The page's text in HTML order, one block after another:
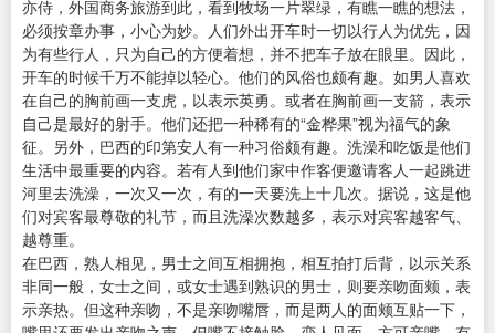
亦侍，外国商务旅游到此，看到牧场一片翠绿，有瞧一瞧的想法，
必须按章办事，小心为妙。人们外出开车时一切以行人为优先，因
为有些行人，只为自己的方便着想，并不把车子放在眼里。因此，
开车的时候千万不能掉以轻心。他们的风俗也颇有趣。如男人喜欢
在自己的胸前画一支虎，以表示英勇。或者在胸前画一支箭，表示
自己是最好的射手。他们还把一种稀有的“金桦果”视为福气的象
征。另外，巴西的印第安人有一种习俗颇有趣。洗澡和吃饭是他们
生活中最重要的内容。若有人到他们家中作客便邀请客人一起跳进
河里去洗澡，一次又一次，有的一天要洗上十几次。据说，这是他
们对宾客最尊敬的礼节，而且洗澡次数越多，表示对宾客越客气、
越尊重。
在巴西，熟人相见，男士之间互相拥抱，相互拍打后背，以示关系
非同一般，女士之间，或女士遇到熟识的男士，则要亲吻面颊，表
示亲热。但这种亲吻，不是亲吻嘴唇，而是两人的面颊互贴一下，